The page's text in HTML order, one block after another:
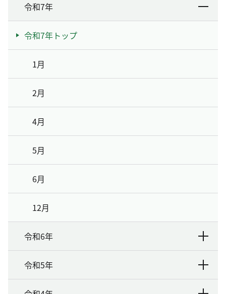
令和7年
令和7年トップ
1月
2月
4月
5月
6月
12月
令和6年
令和5年